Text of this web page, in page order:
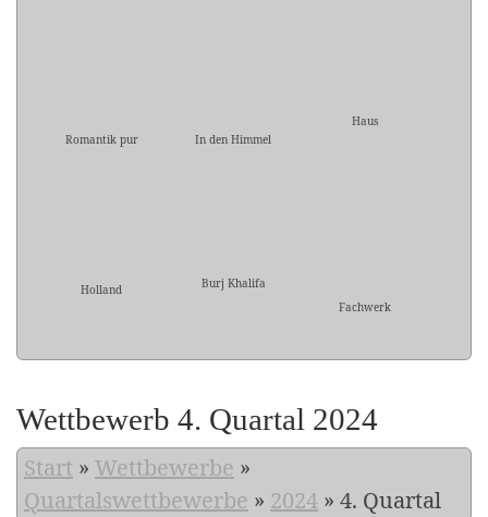
Romantik pur In den Himmel
Haus
Holland
Burj Khalifa
Fachwerk
Wettbewerb 4. Quartal 2024
Start » Wettbewerbe »
Quartalswettbewerbe » 2024 » 4. Quartal